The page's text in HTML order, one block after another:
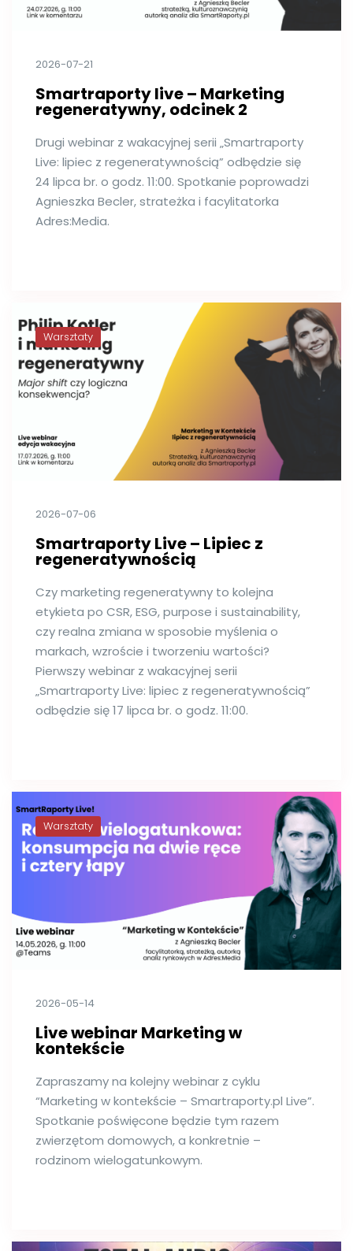
2026-07-21
Smartraporty live – Marketing
regeneratywny, odcinek 2
Drugi webinar z wakacyjnej serii „Smartraporty
Live: lipiec z regeneratywnością” odbędzie się
24 lipca br. o godz. 11:00. Spotkanie poprowadzi
Agnieszka Becler, strateżka i facylitatorka
Adres:Media.
Warsztaty
2026-07-06
Smartraporty Live – Lipiec z
regeneratywnością
Czy marketing regeneratywny to kolejna
etykieta po CSR, ESG, purpose i sustainability,
czy realna zmiana w sposobie myślenia o
markach, wzroście i tworzeniu wartości?
Pierwszy webinar z wakacyjnej serii
„Smartraporty Live: lipiec z regeneratywnością”
odbędzie się 17 lipca br. o godz. 11:00.
Warsztaty
2026-05-14
Live webinar Marketing w
kontekście
Zapraszamy na kolejny webinar z cyklu
“Marketing w kontekście – Smartraporty.pl Live”.
Spotkanie poświęcone będzie tym razem
zwierzętom domowych, a konkretnie –
rodzinom wielogatunkowym.